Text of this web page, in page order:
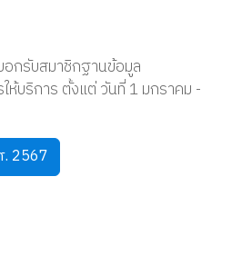
กรับสมาชิกฐานข้อมูล
ห้บริการ ตั้งแต่ วันที่ 1 มกราคม -
. 2567